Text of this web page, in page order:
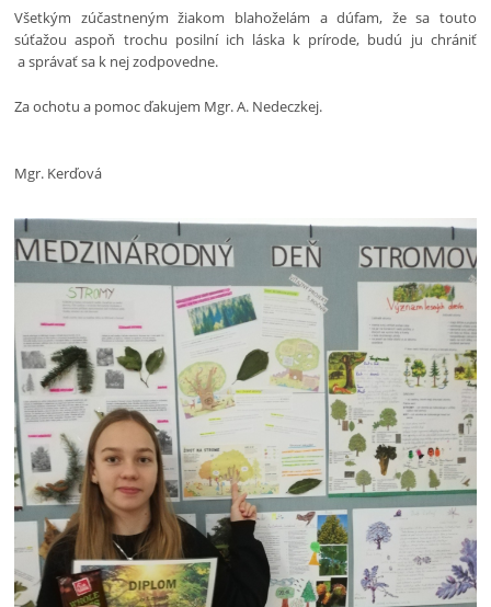
Všetkým zúčastneným žiakom blahoželám a dúfam, že sa touto
súťažou aspoň trochu posilní ich láska k prírode, budú ju chrániť
a správať sa k nej zodpovedne.
Za ochotu a pomoc ďakujem Mgr. A. Nedeczkej.
Mgr. Kerďová